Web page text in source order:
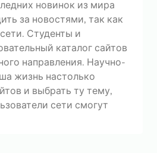
новинок из мира
за новостями, так как
Студенты и
каталог сайтов
направления. Научно-
жизнь настолько
и выбрать ту тему,
сети смогут